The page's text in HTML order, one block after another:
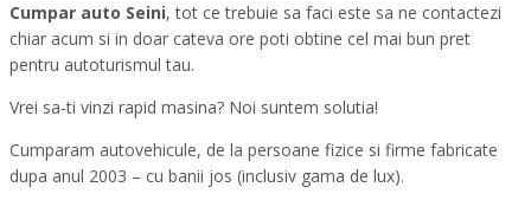
Cumpar auto Seini, tot ce trebuie sa faci este sa ne contactezi
chiar acum si in doar cateva ore poti obtine cel mai bun pret
pentru autoturismul tau.
Vrei sa-ti vinzi rapid masina? Noi suntem solutia!
Cumparam autovehicule, de la persoane fizice si firme fabricate
dupa anul 2003 – cu banii jos (inclusiv gama de lux).